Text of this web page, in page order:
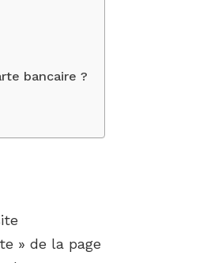
bancaire ?
» de la page